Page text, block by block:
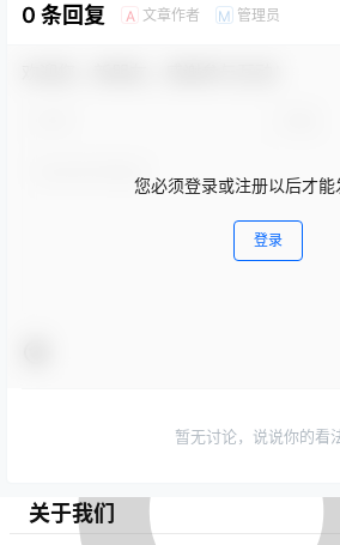
0 条回复 A 文章作者 M 管理员
您必须登录或注册以后才能
登录
暂无讨论，说说你的看
关于我们